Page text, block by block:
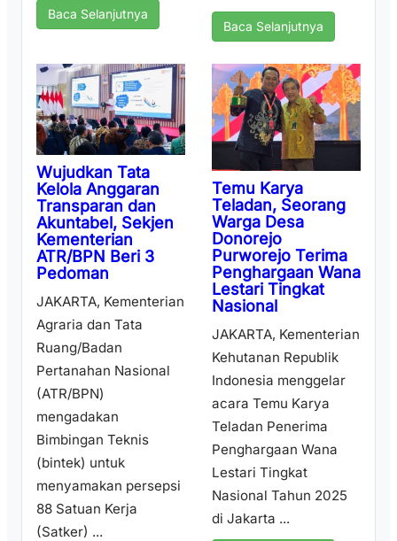
Baca Selanjutnya
Baca Selanjutnya
Wujudkan Tata
Kelola Anggaran
Transparan dan
Akuntabel, Sekjen
Kementerian
ATR/BPN Beri 3
Pedoman
JAKARTA, Kementerian
Agraria dan Tata
Ruang/Badan
Pertanahan Nasional
(ATR/BPN)
mengadakan
Bimbingan Teknis
(bintek) untuk
menyamakan persepsi
88 Satuan Kerja
(Satker) ...
Temu Karya
Teladan, Seorang
Warga Desa
Donorejo
Purworejo Terima
Penghargaan Wana
Lestari Tingkat
Nasional
JAKARTA, Kementerian
Kehutanan Republik
Indonesia menggelar
acara Temu Karya
Teladan Penerima
Penghargaan Wana
Lestari Tingkat
Nasional Tahun 2025
di Jakarta ...